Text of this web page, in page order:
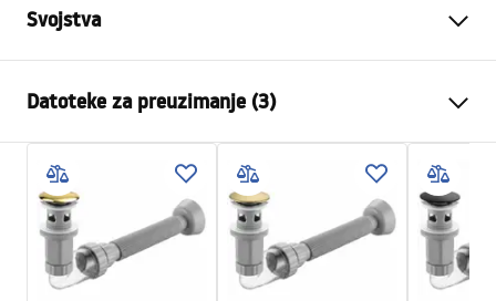
Svojstva
Materijal
Sanitarna keramika
Boja
Imitacija kamena
Završetak
Mat
Duljina
410
Širina
345mm
Visina
150
Datoteke za preuzimanje (3)
Montažne upute
Warunki bezpieczeństwa